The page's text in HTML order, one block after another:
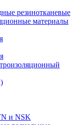
резинотканевые
материалы
и NSK